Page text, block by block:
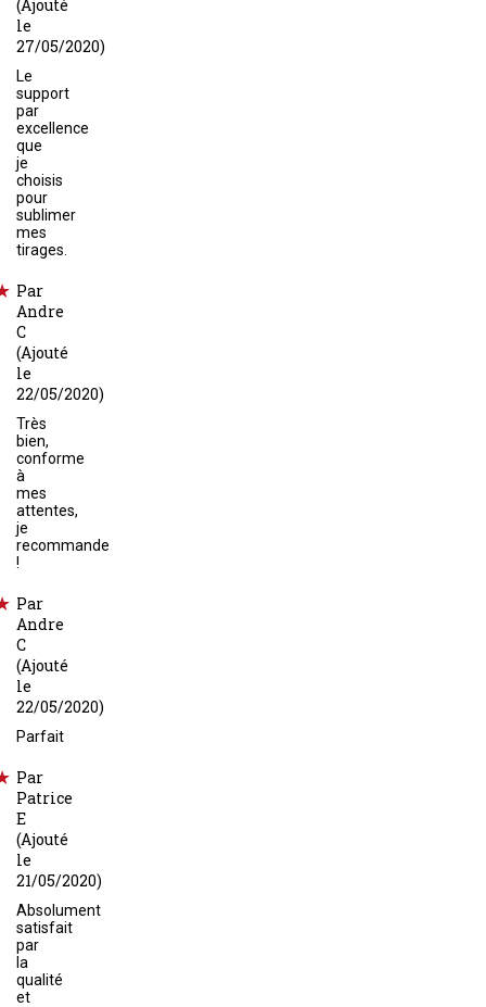
(Ajouté
le
27/05/2020)
Le
support
par
excellence
que
je
choisis
pour
sublimer
mes
tirages.
Par
Andre
C
(Ajouté
le
22/05/2020)
Très
bien,
conforme
à
mes
attentes,
je
recommande
!
Par
Andre
C
(Ajouté
le
22/05/2020)
Parfait
Par
Patrice
E
(Ajouté
le
21/05/2020)
Absolument
satisfait
par
la
qualité
et